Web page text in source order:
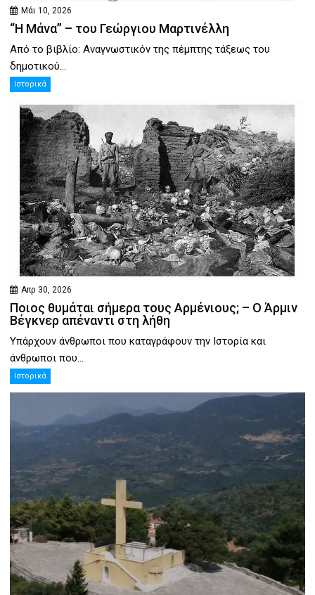
Μάι 10, 2026
“Η Μάνα” – του Γεώργιου Μαρτινέλλη
Από το βιβλίο: Αναγνωστικόν της πέμπτης τάξεως του
δημοτικού...
Ιστορικά
Απρ 30, 2026
Ποιος θυμάται σήμερα τους Αρμένιους; – Ο Άρμιν
Βέγκνερ απέναντι στη λήθη
Υπάρχουν άνθρωποι που καταγράφουν την Ιστορία και
άνθρωποι που...
Ιστορικά